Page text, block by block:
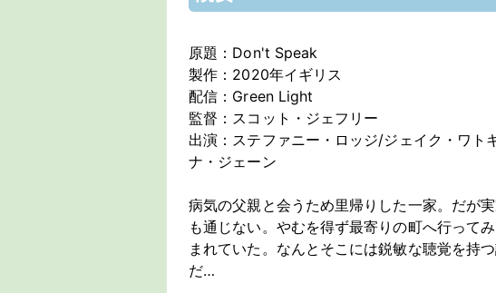
原題：Don't Speak
製作：2020年イギリス
配信：Green Light
監督：スコット・ジェフリー
出演：ステファニー・ロッジ/ジェイク・ワト
ナ・ジェーン
病気の父親と会うため里帰りした一家。だが
も通じない。やむを得ず最寄りの町へ行って
まれていた。なんとそこには鋭敏な聴覚を持
だ…